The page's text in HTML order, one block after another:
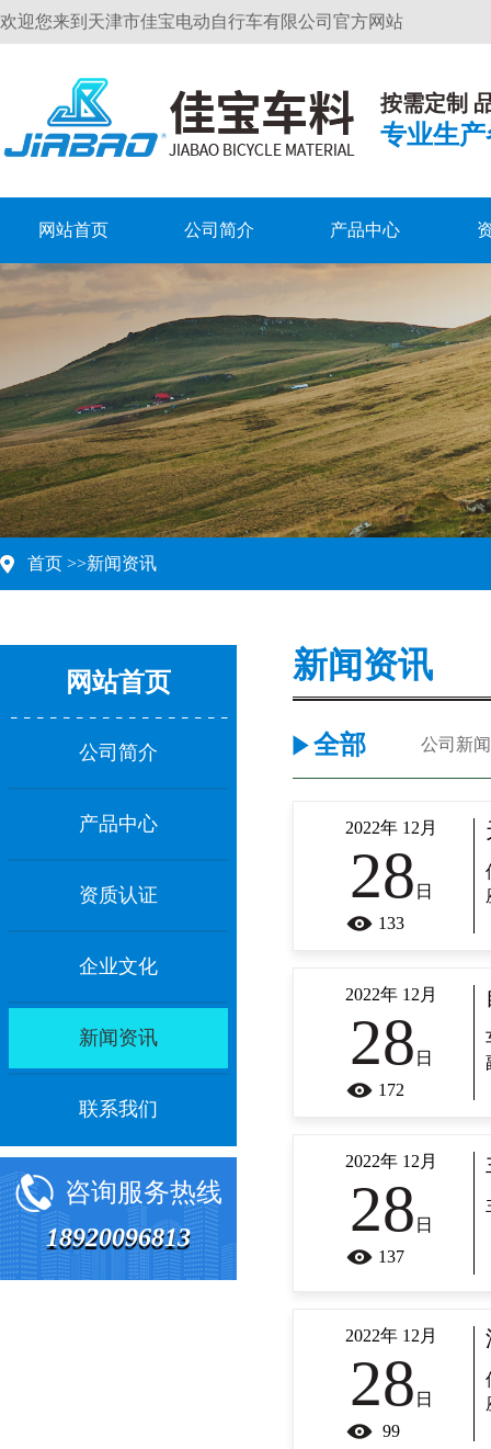
欢迎您来到天津市佳宝电动自行车有限公司官方网站
按需定制
专业生产
网站首页 公司简介 产品中心
首页 >>新闻资讯
网站首页
公司简介
产品中心
资质认证
企业文化
新闻资讯
联系我们
咨询服务热线
18920096813
新闻资讯
全部 公司新闻
2022年 12月
28 日
133
2022年 12月
28 日
172
2022年 12月
28 日
137
2022年 12月
28 日
99